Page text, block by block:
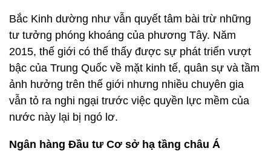
Bắc Kinh dường như vẫn quyết tâm bài trừ những
tư tưởng phóng khoáng của phương Tây. Năm
2015, thế giới có thể thấy được sự phát triển vượt
bậc của Trung Quốc về mặt kinh tế, quân sự và tầm
ảnh hưởng trên thế giới nhưng nhiều chuyên gia
vẫn tỏ ra nghi ngại trước việc quyền lực mềm của
nước này lại bị ngó lơ.
Ngân hàng Đầu tư Cơ sở hạ tầng châu Á